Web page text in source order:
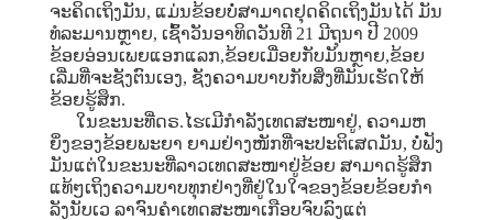
ຈະຄິດເຖິງມັນ, ແມ່ນຂ້ອຍບໍ່ສາມາດຢຸດຄິດເຖິງມັນໄດ້ ມັນ
ທໍລະມານຫຼາຍ, ເຊົ້າວັນອາທິດວັນທີ 21 ມີຖຸນາ ປີ 2009
ຂ້ອຍອ່ອນເພຍແອກແລກ,ຂ້ອຍເມື່ອຍກັບມັນຫຼາຍ,ຂ້ອຍ
ເລີ່ມທີ່ຈະຊັງຕົນເອງ, ຊັງຄວາມບາບກັບສິ່ງທີ່ມັນເຮັດໃຫ້
ຂ້ອຍຮູ້ສຶກ.
ໃນຂະນະທີ່ດຣ.ໄຮເມີກໍາລັງເທດສະໜາຢູ່, ຄວາມຫ
ຍິ່ງຂອງຂ້ອຍພະຍາ ຍາມຢ່າງໜັກທີ່ຈະປະຕິເສດມັນ, ບໍ່ຟັງ
ມັນແຕ່ໃນຂະນະທີ່ລາວເທດສະໜາຢູ່ຂ້ອຍ ສາມາດຮູ້ສຶກ
ແທ້ໆເຖິງຄວາມບາບທຸກຢ່າງທີ່ຢູ່ໃນໃຈຂອງຂ້ອຍຂ້ອຍກໍາ
ລັງນັບເວ ລາຈົນຄໍາເທດສະໜາເກືອບຈົບລົງແຕ່